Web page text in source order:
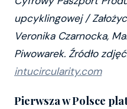
upcyklingowej /
Veronika Czarnocka,
Piwowarek. Źródło
intucircularity.com
Pierwsza w Polsce